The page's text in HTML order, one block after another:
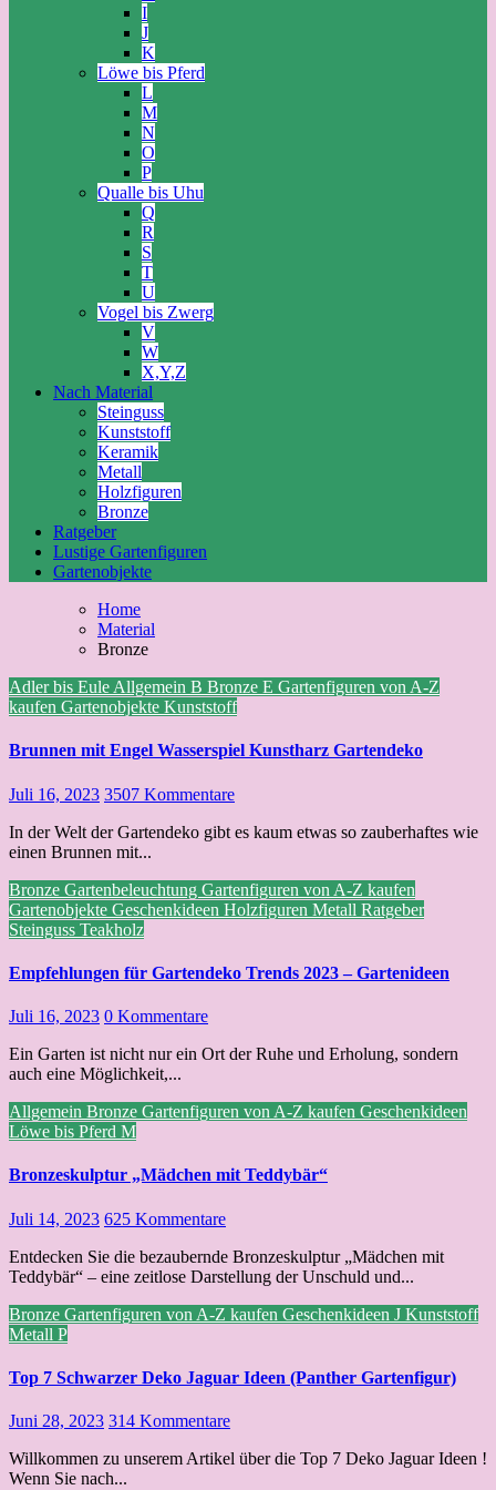
I
J
K
Löwe bis Pferd
L
M
N
O
P
Qualle bis Uhu
Q
R
S
T
U
Vogel bis Zwerg
V
W
X,Y,Z
Nach Material
Steinguss
Kunststoff
Keramik
Metall
Holzfiguren
Bronze
Ratgeber
Lustige Gartenfiguren
Gartenobjekte
Home
Material
Bronze
Adler bis Eule Allgemein B Bronze E Gartenfiguren von A-Z
kaufen Gartenobjekte Kunststoff
Brunnen mit Engel Wasserspiel Kunstharz Gartendeko
Juli 16, 2023 3507 Kommentare
In der Welt der Gartendeko gibt es kaum etwas so zauberhaftes wie
einen Brunnen mit...
Bronze Gartenbeleuchtung Gartenfiguren von A-Z kaufen
Gartenobjekte Geschenkideen Holzfiguren Metall Ratgeber
Steinguss Teakholz
Empfehlungen für Gartendeko Trends 2023 – Gartenideen
Juli 16, 2023 0 Kommentare
Ein Garten ist nicht nur ein Ort der Ruhe und Erholung, sondern
auch eine Möglichkeit,...
Allgemein Bronze Gartenfiguren von A-Z kaufen Geschenkideen
Löwe bis Pferd M
Bronzeskulptur „Mädchen mit Teddybär“
Juli 14, 2023 625 Kommentare
Entdecken Sie die bezaubernde Bronzeskulptur „Mädchen mit
Teddybär“ – eine zeitlose Darstellung der Unschuld und...
Bronze Gartenfiguren von A-Z kaufen Geschenkideen J Kunststoff
Metall P
Top 7 Schwarzer Deko Jaguar Ideen (Panther Gartenfigur)
Juni 28, 2023 314 Kommentare
Willkommen zu unserem Artikel über die Top 7 Deko Jaguar Ideen !
Wenn Sie nach...